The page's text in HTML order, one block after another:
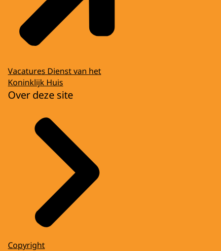
Vacatures Dienst van het
Koninklijk Huis
Over deze site
Copyright